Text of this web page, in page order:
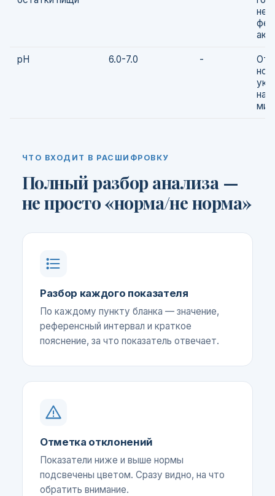
pH 6.0-7.0 -
ЧТО ВХОДИТ В РАСШИФРОВКУ
Полный разбор анализа —
не просто «норма/не норма»
Разбор каждого показателя
По каждому пункту бланка — значение,
референсный интервал и краткое
пояснение, за что показатель отвечает.
Отметка отклонений
Показатели ниже и выше нормы
подсвечены цветом. Сразу видно, на что
обратить внимание.